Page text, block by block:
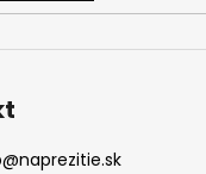
@naprezitie.sk